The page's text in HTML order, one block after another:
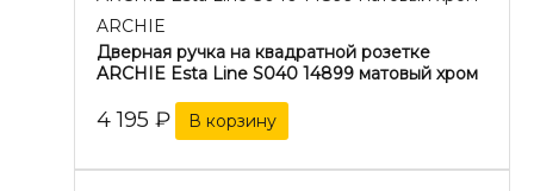
ARCHIE
Дверная ручка на квадратной розетке
ARCHIE Esta Line S040 14899 матовый хром
4 195 ₽ В корзину